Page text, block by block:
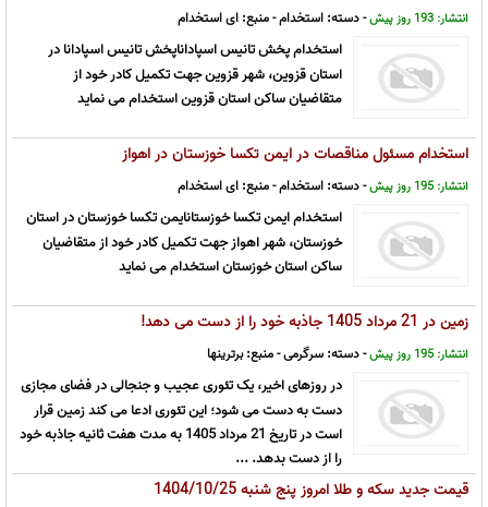
انتشار: 193 روز پیش - دسته: استخدام- منبع: ای استخدام
استخدام پخش تانیس اسپاداناپخش تانیس اسپادانا در
استان قزوین، شهر قزوین جهت تکمیل کادر خود از
متقاضیان ساکن استان قزوین استخدام می نماید
استخدام مسئول مناقصات در ایمن تکسا خوزستان در اهواز
انتشار: 195 روز پیش - دسته: استخدام- منبع: ای استخدام
استخدام ایمن تکسا خوزستانایمن تکسا خوزستان در استان
خوزستان، شهر اهواز جهت تکمیل کادر خود از متقاضیان
ساکن استان خوزستان استخدام می نماید
زمین در 21 مرداد 1405 جاذبه خود را از دست می دهد!
انتشار: 195 روز پیش - دسته: سرگرمی- منبع:برترینها
در روزهای اخیر، یک تئوری عجیب و جنجالی در فضای مجازی
دست به دست می شود؛ این تئوری ادعا می کند زمین قرار
است در تاریخ 21 مرداد 1405 به مدت هفت ثانیه جاذبه خود
را از دست بدهد. ...
قیمت جدید سکه و طلا امروز پنج شنبه 1404/10/25